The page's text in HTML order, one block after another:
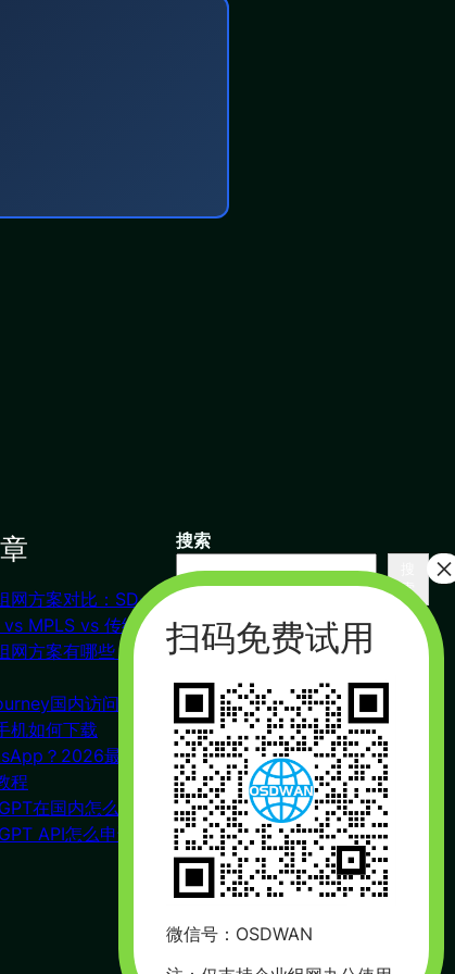
网方案对比：SD-
vs MPLS vs 传统VPN
网方案有哪些？对比
国内访问教程
机如何下载
？2026最新下载
程
在国内怎么注册？
API怎么申请使
搜索
索
联系我们
广州
合作：17357178761（微信同
号）
周一到周五 : 9:00 – 21:00
微信号：OSDWAN